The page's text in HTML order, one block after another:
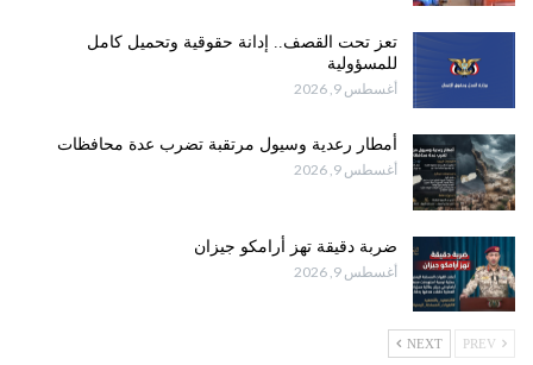
تعز تحت القصف.. إدانة حقوقية وتحميل كامل
للمسؤولية
أغسطس 9, 2026
أمطار رعدية وسيول مرتقبة تضرب عدة محافظات
أغسطس 9, 2026
ضربة دقيقة تهز أرامكو جيزان
أغسطس 9, 2026
NEXT